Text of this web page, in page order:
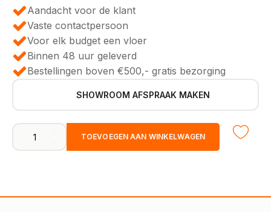
Aandacht voor de klant
Vaste contactpersoon
Voor elk budget een vloer
Binnen 48 uur geleverd
Bestellingen boven €500,- gratis bezorging
SHOWROOM AFSPRAAK MAKEN
Hoekprofiel
zelfklevend
TOEVOEGEN AAN WINKELWAGEN